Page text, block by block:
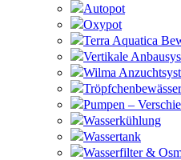
Autopot
Oxypot
Terra Aquatica
Vertikale
Wilma
Pumpen –
Wasserkühlung
Wassertank
Wasserfilter &